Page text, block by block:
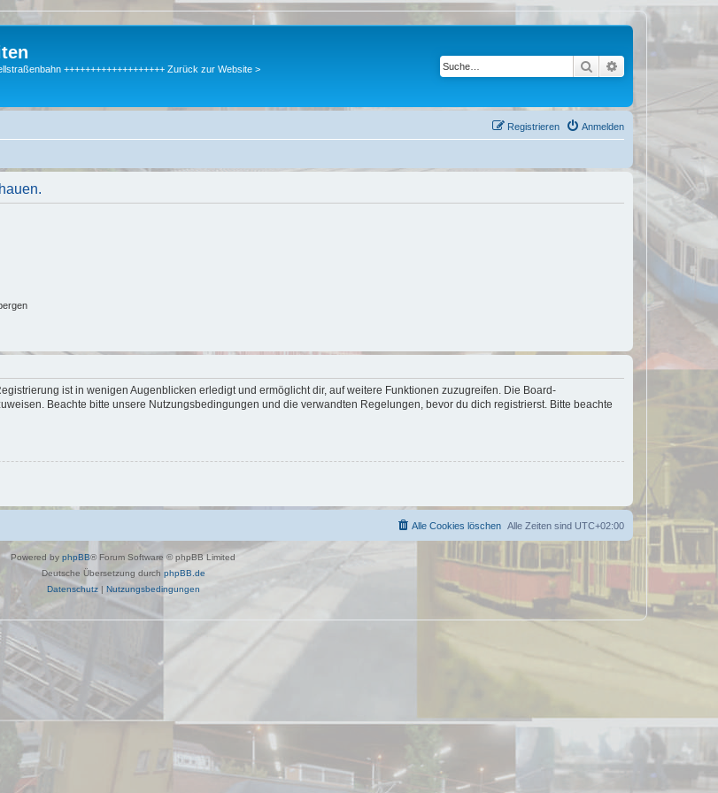
+++++++++++++++++++ Zurück zur Website >
Suche Erweiterte Suche
Anmelden
Registrieren
ist in wenigen Augenblicken erledigt und ermöglicht dir, auf weitere Funktionen zuzugreifen. Die Board-
Beachte bitte unsere Nutzungsbedingungen und die verwandten Regelungen, bevor du dich registrierst. Bitte beachte
Alle Zeiten sind UTC+02:00
Alle Cookies löschen
Powered by phpBB® Forum Software © phpBB Limited
Deutsche Übersetzung durch phpBB.de
Datenschutz| Nutzungsbedingungen